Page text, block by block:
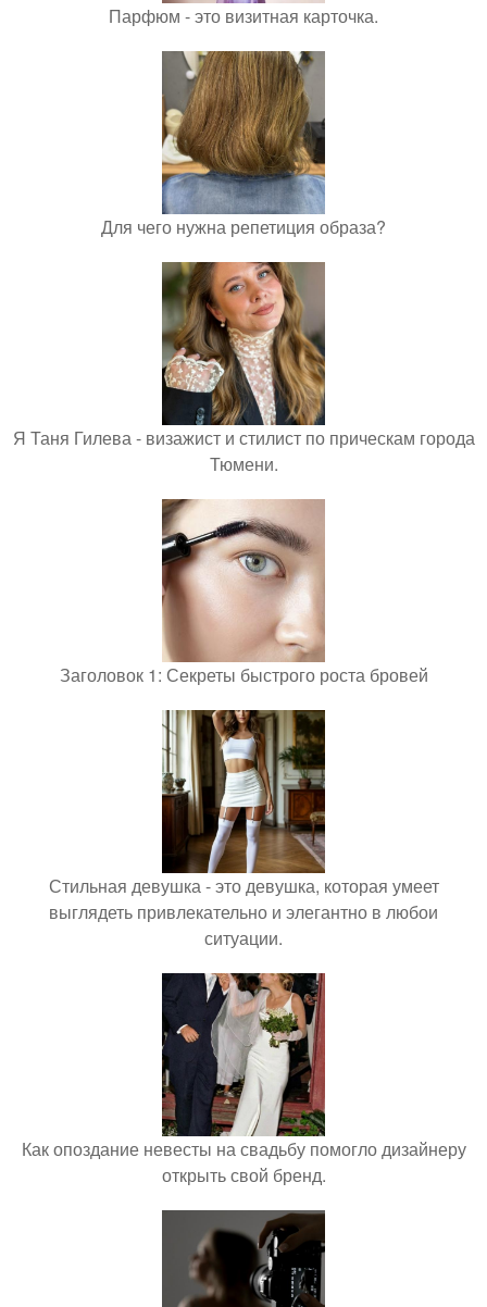
Парфюм - это визитная карточка.
Для чего нужна репетиция образа?
Я Таня Гилева - визажист и стилист по прическам города
Тюмени.
Заголовок 1: Секреты быстрого роста бровей
Стильная девушка - это девушка, которая умеет
выглядеть привлекательно и элегантно в любои
ситуации.
Как опоздание невесты на свадьбу помогло дизайнеру
открыть свой бренд.